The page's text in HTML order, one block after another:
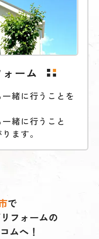
ーム
緒に行うことを
緒に行うこと
ます。
で
フォームの
ムへ！